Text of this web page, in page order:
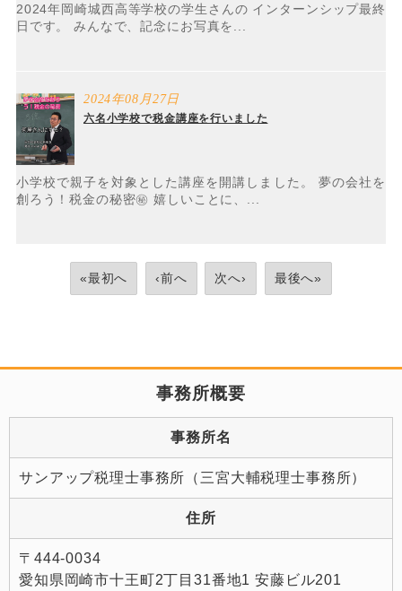
2024年岡崎城西高等学校の学生さんの インターンシップ最終
日です。 みんなで、記念にお写真を...
2024年08月27日
六名小学校で税金講座を行いました
小学校で親子を対象とした講座を開講しました。 夢の会社を
創ろう！税金の秘密㊙️ 嬉しいことに、...
«最初へ ‹前へ 次へ› 最後へ»
事務所概要
事務所名
サンアップ税理士事務所（三宮大輔税理士事務所）
住所
〒444-0034
愛知県岡崎市十王町2丁目31番地1 安藤ビル201